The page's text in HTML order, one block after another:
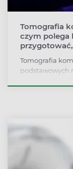
Tomografia
czym polega
Tomografia
podstawowych